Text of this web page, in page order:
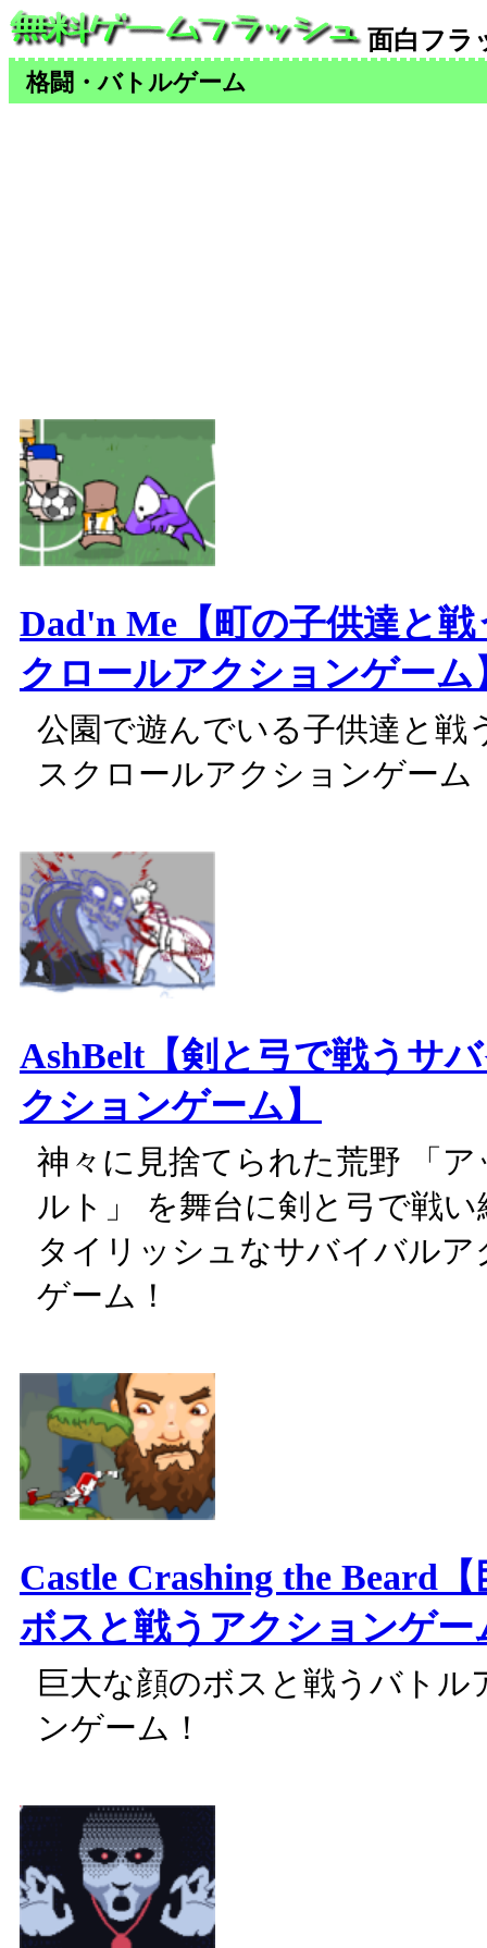
面白フラ
格闘・バトルゲーム
Dad'n Me【町の子供達と
クロールアクションゲーム
公園で遊んでいる子供達と戦
スクロールアクションゲーム
AshBelt【剣と弓で戦うサ
クションゲーム】
神々に見捨てられた荒野 「
ルト」 を舞台に剣と弓で戦
タイリッシュなサバイバルア
ゲーム！
Castle Crashing the Beard
ボスと戦うアクションゲー
巨大な顔のボスと戦うバトル
ンゲーム！